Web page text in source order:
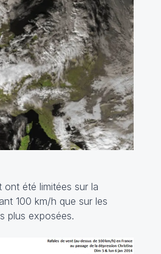
ont été limitées sur la
100 km/h que sur les
plus exposées.